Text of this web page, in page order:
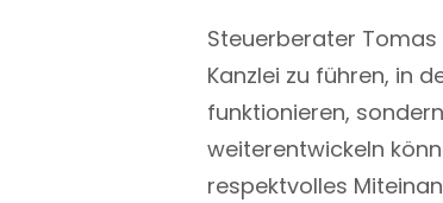
Steuerberater
Kanzlei zu führen, in
funktionieren,
weiterentwickeln
respektvolles